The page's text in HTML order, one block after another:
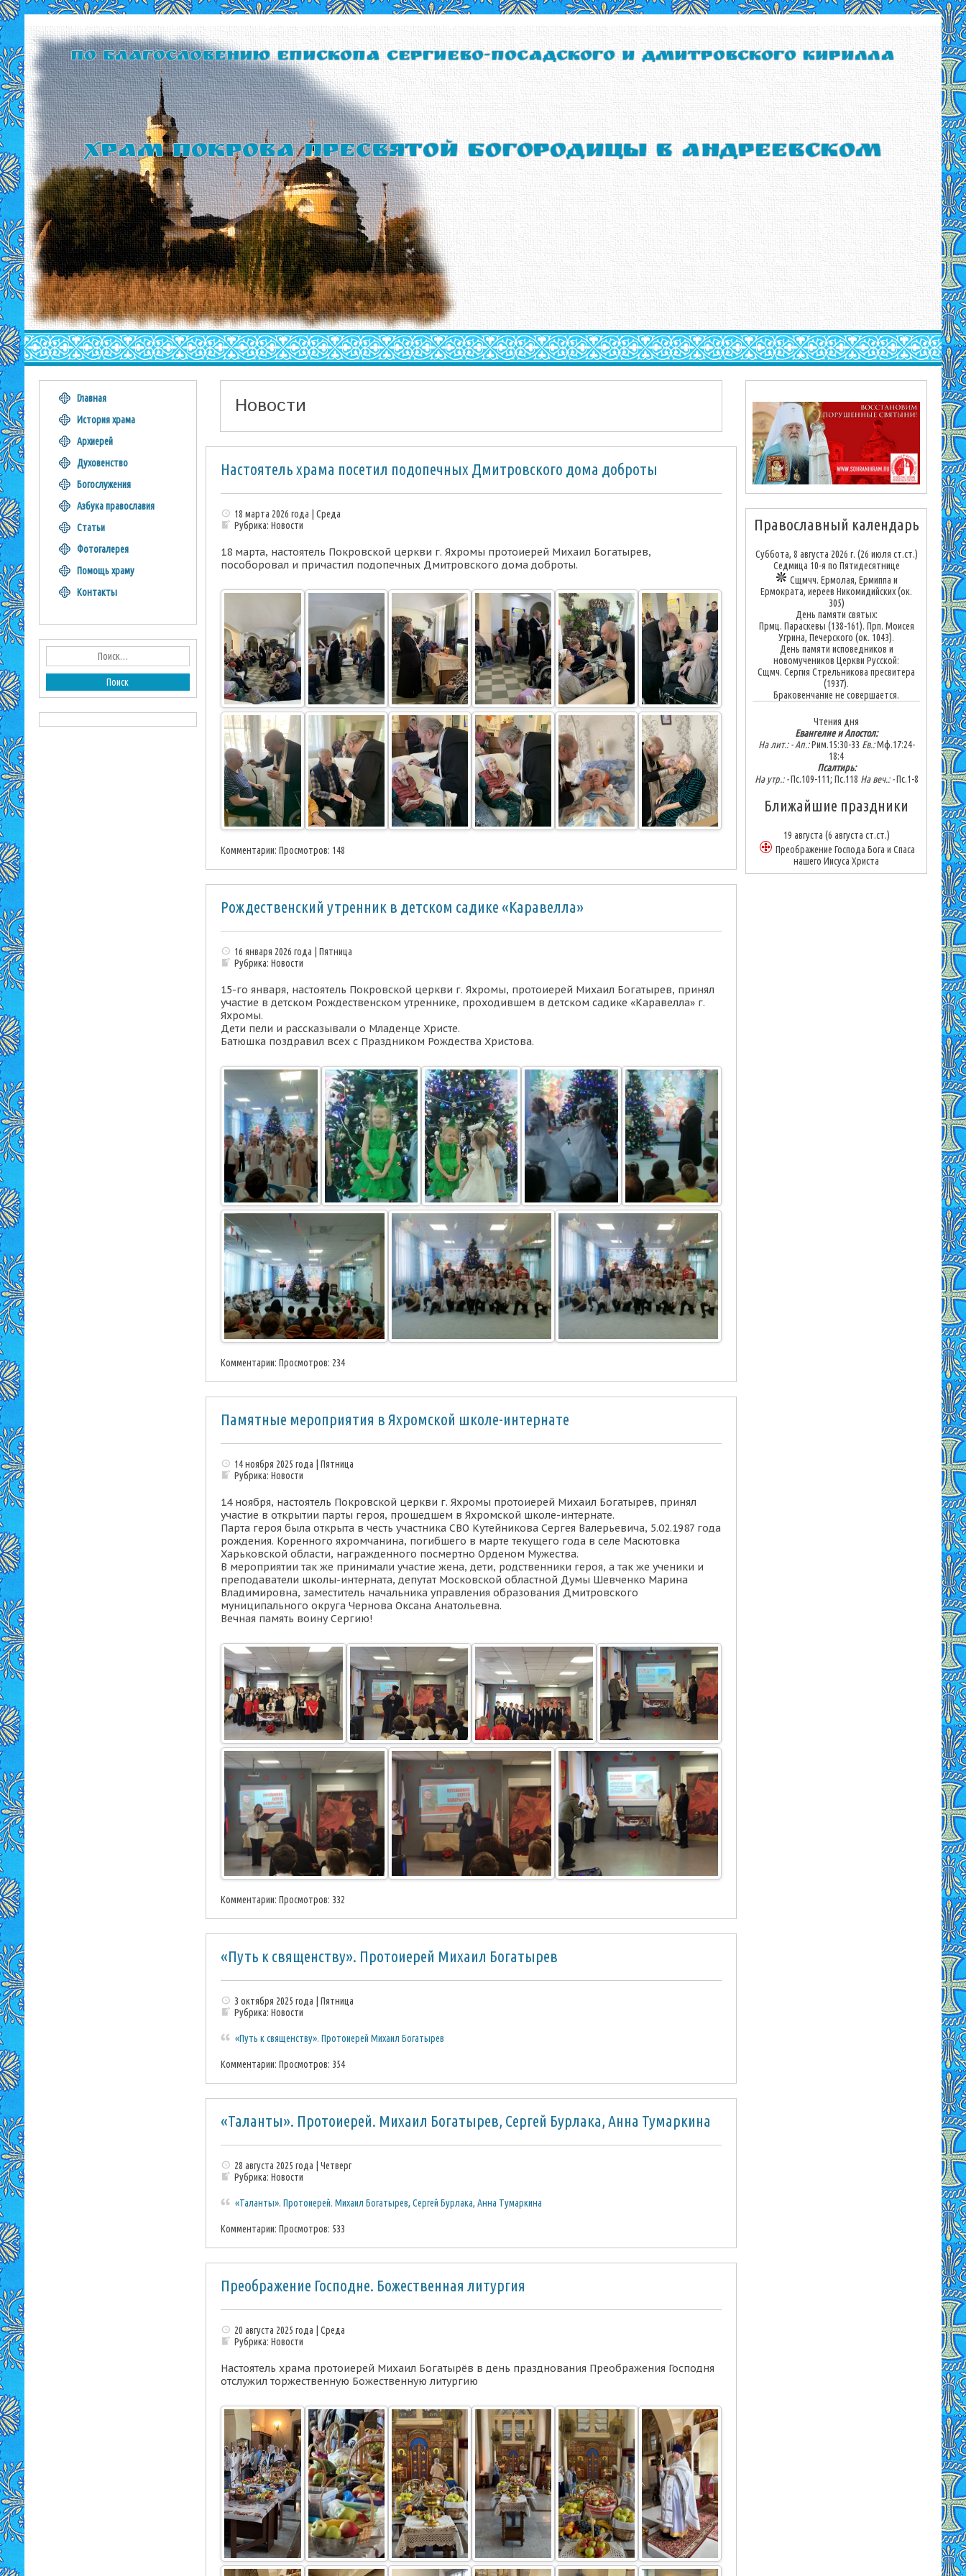
По благословению Епископа Сергиево-Посадского и Дмитровского Кирилла
Храм Покрова Пресвятой Богородицы в Андреевском
Новости
Настоятель храма посетил подопечных Дмитровского дома доброты
18 марта 2026 года | Среда
Рубрика:Новости
18 марта, настоятель Покровской церкви г. Яхромы протоиерей Михаил Богатырев,
пособоровал и причастил подопечных Дмитровского дома доброты.
Комментарии: Просмотров: 148
Рождественский утренник в детском садике «Каравелла»
16 января 2026 года | Пятница
Рубрика:Новости
15-го января, настоятель Покровской церкви г. Яхромы, протоиерей Михаил Богатырев, принял
участие в детском Рождественском утреннике, проходившем в детском садике «Каравелла» г.
Яхромы.
Дети пели и рассказывали о Младенце Христе.
Батюшка поздравил всех с Праздником Рождества Христова.
Комментарии: Просмотров: 234
Памятные мероприятия в Яхромской школе-интернате
14 ноября 2025 года | Пятница
Рубрика:Новости
14 ноября, настоятель Покровской церкви г. Яхромы протоиерей Михаил Богатырев, принял
участие в открытии парты героя, прошедшем в Яхромской школе-интернате.
Парта героя была открыта в честь участника СВО Кутейникова Сергея Валерьевича, 5.02.1987 года
рождения. Коренного яхромчанина, погибшего в марте текущего года в селе Масютовка
Харьковской области, награжденного посмертно Орденом Мужества.
В мероприятии так же принимали участие жена, дети, родственники героя, а так же ученики и
преподаватели школы-интерната, депутат Московской областной Думы Шевченко Марина
Владимировна, заместитель начальника управления образования Дмитровского
муниципального округа Чернова Оксана Анатольевна.
Вечная память воину Сергию!
Комментарии: Просмотров: 332
«Путь к священству». Протоиерей Михаил Богатырев
3 октября 2025 года | Пятница
Рубрика:Новости
«Путь к священству». Протоиерей Михаил Богатырев
Комментарии: Просмотров: 354
«Таланты». Протоиерей. Михаил Богатырев, Сергей Бурлака, Анна Тумаркина
28 августа 2025 года | Четверг
Рубрика:Новости
«Таланты». Протоиерей. Михаил Богатырев, Сергей Бурлака, Анна Тумаркина
Комментарии: Просмотров: 533
Преображение Господне. Божественная литургия
20 августа 2025 года | Среда
Рубрика:Новости
Настоятель храма протоиерей Михаил Богатырёв в день празднования Преображения Господня
отслужил торжественную Божественную литургию
Православный календарь
Суббота, 8 августа 2026 г. (26 июля ст.ст.)
Седмица 10-я по Пятидесятнице
Сщмчч. Ермолая, Ермиппа и
Ермократа, иереев Никомидийских (ок.
305)
День памяти святых:
Прмц. Параскевы (138-161). Прп. Моисея
Угрина, Печерского (ок. 1043).
День памяти исповедников и
новомучеников Церкви Русской:
Сщмч. Сергия Стрельникова пресвитера
(1937).
Браковенчание не совершается.
Чтения дня
Евангелие и Апостол:
На лит.: -Ап.:Рим.15:30-33 Ев.:Мф.17:24-
18:4
Псалтирь:
На утр.: -Пс.109-111; Пс.118 На веч.: -Пс.1-8
Ближайшие праздники
19 августа (6 августа ст.ст.)
Преображение Господа Бога и Спаса
нашего Иисуса Христа
Главная
История храма
Архиерей
Духовенство
Богослужения
Азбука православия
Статьи
Фотогалерея
Помощь храму
Контакты